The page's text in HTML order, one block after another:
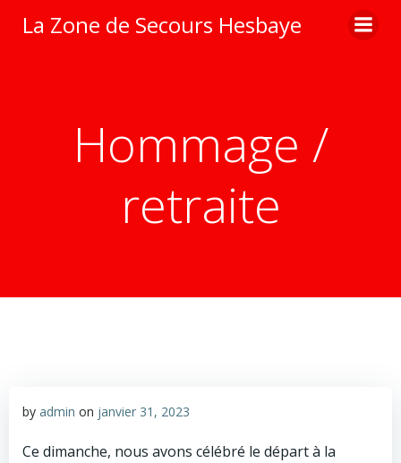
au
La Zone de Secours Hesbaye
Hommage /
retraite
by admin on janvier 31, 2023
Ce dimanche, nous avons célébré le départ à la